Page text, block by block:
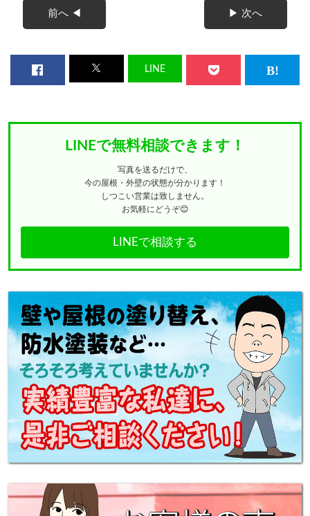
前へ ◀ ▶ 次へ
LINE
LINEで無料相談できます！
写真を送るだけで、
今の屋根・外壁の状態が分かります！
しつこい営業は致しません。
お気軽にどうぞ😊
LINEで相談する